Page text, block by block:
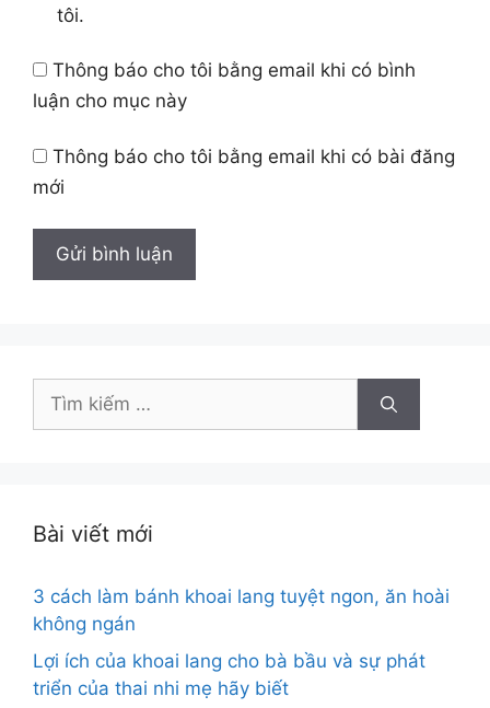
tôi.
Thông báo cho tôi bằng email khi có bình
luận cho mục này
Thông báo cho tôi bằng email khi có bài đăng
mới
Tìm
Bài viết mới
3 cách làm bánh khoai lang tuyệt ngon, ăn hoài
không ngán
Lợi ích của khoai lang cho bà bầu và sự phát
triển của thai nhi mẹ hãy biết